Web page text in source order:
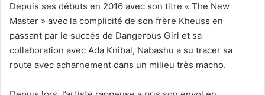
Depuis ses débuts en 2016 avec son titre « The New
Master » avec la complicité de son frère Kheuss en
passant par le succès de Dangerous Girl et sa
collaboration avec Ada Knibal, Nabashu a su tracer sa
route avec acharnement dans un milieu très macho.